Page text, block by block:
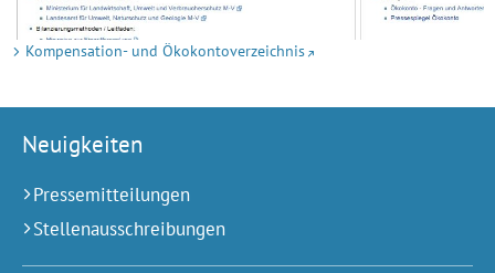
Kompensation- und Ökokontoverzeichnis
Neuigkeiten
Pressemitteilungen
Stellenausschreibungen